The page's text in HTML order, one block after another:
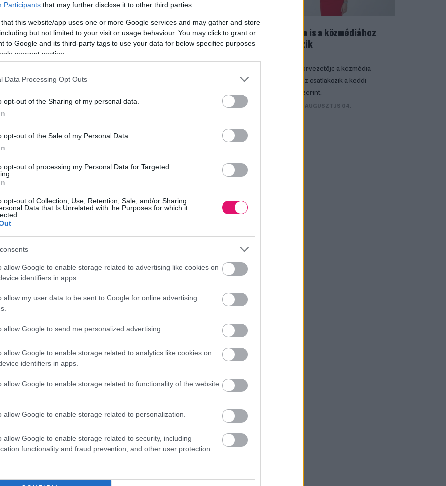
Participants that may further disclose it to other third parties.
that this website/app uses one or more Google services and may gather and store
but not limited to your visit or usage behaviour. You may click to grant or
to Google and its third-party tags to use your data for below specified purposes
consent section.
Data Processing Opt Outs
opt-out of the Sharing of my personal data.
opt-out of the Sale of my Personal Data.
opt-out of processing my Personal Data for Targeted
opt-out of Collection, Use, Retention, Sale, and/or Sharing
Data that Is Unrelated with the Purposes for which it
allow Google to enable storage related to advertising like cookies on
identifiers in apps.
allow my user data to be sent to Google for online advertising
allow Google to send me personalized advertising.
allow Google to enable storage related to analytics like cookies on
identifiers in apps.
allow Google to enable storage related to functionality of the website
allow Google to enable storage related to personalization.
allow Google to enable storage related to security, including
functionality and fraud prevention, and other user protection.
– a Kossuth Rádió
kiakadt a kitálaló
keresetlen szavakkal illette
hozták, hogyan
a munkájukat az utóbbi tíz
AUGUSZTUS 05.
Így hamisította az MTI a
híreket: bizonyítékokat közölt a
nevező MTI-is munkatársak több mint 10
manipuláció bizonyítékait, ezekből közöl
válogatást az MTVA.
Stohl Luca is a közmédiához
csatlakozik
Az ATV műsorvezetője a közmédia
hírműsorához csatlakozik a keddi
bejelentés szerint.
| 2026. AUGUSZTUS 04.
a
második
amelyben Kádár
„védelmi
adott a Válasz
médiavállalkozást